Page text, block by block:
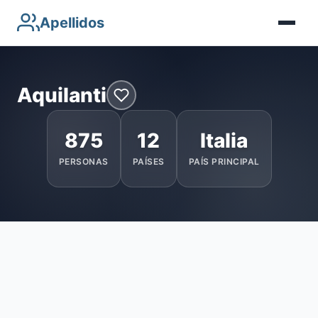
Apellidos
Aquilanti
875
PERSONAS
12
PAÍSES
Italia
PAÍS PRINCIPAL